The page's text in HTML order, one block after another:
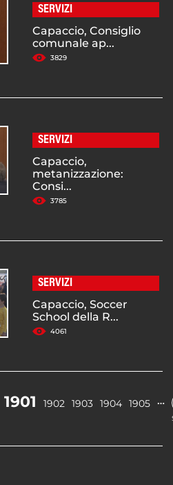
SERVIZI
Capaccio, Consiglio
comunale ap...
3829
SERVIZI
Capaccio,
metanizzazione:
Consi...
3785
SERVIZI
Capaccio, Soccer
School della R...
4061
1901 1902 1903 1904 1905 …